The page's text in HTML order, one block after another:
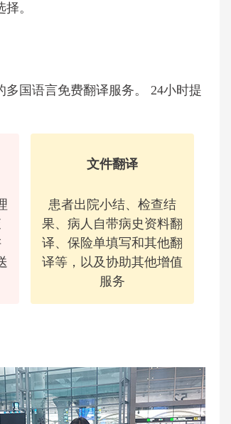
马来西亚 生存达1年以上
我叫黄俊威，今年51岁，来自马来西亚雪兰
。
国语言免费翻译服务。 24小时提
文件翻译
患者出院小结、检查结
果、病人自带病史资料翻
译、保险单填写和其他翻
译等，以及协助其他增值
服务